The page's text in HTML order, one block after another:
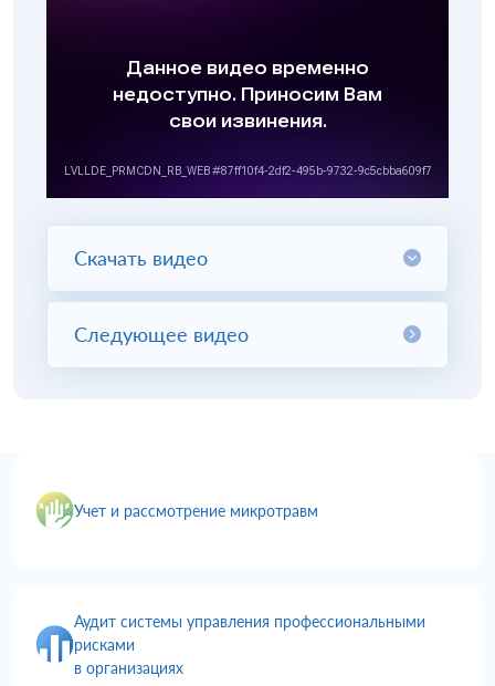
Скачать видео
Следующее видео
Учет и рассмотрение микротравм
Аудит системы управления профессиональными
рисками
в организациях